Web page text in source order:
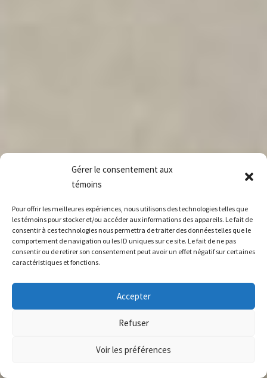
Gérer le consentement aux
témoins
Pour offrir les meilleures expériences, nous utilisons des technologies telles que
les témoins pour stocker et/ou accéder aux informations des appareils. Le fait de
consentir à ces technologies nous permettra de traiter des données telles que le
comportement de navigation ou les ID uniques sur ce site. Le fait de ne pas
consentir ou de retirer son consentement peut avoir un effet négatif sur certaines
caractéristiques et fonctions.
Accepter
Refuser
Voir les préférences